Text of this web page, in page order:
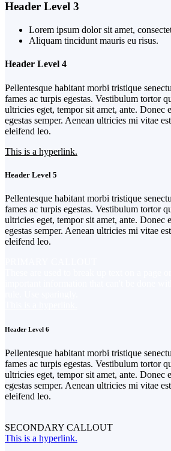
Header Level 3
Lorem ipsum dolor sit amet,
Aliquam tincidunt mauris eu risus.
Header Level 4
Pellentesque habitant morbi tristique
fames ac turpis egestas. Vestibulum tortor
ultricies eget, tempor sit amet, ante. Donec
egestas semper. Aenean ultricies mi vitae
eleifend leo.
This is a hyperlink.
Header Level 5
Pellentesque habitant morbi tristique
fames ac turpis egestas. Vestibulum tortor
ultricies eget, tempor sit amet, ante. Donec
egestas semper. Aenean ultricies mi vitae
eleifend leo.
Header Level 6
Pellentesque habitant morbi tristique
fames ac turpis egestas. Vestibulum tortor
ultricies eget, tempor sit amet, ante. Donec
egestas semper. Aenean ultricies mi vitae
eleifend leo.
SECONDARY CALLOUT
This is a hyperlink.